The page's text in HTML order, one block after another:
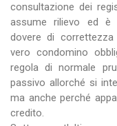
consultazione dei
assume rilievo ed è
dovere di
vero condomino
regola di normale
passivo allorché si
ma anche perché
credito.